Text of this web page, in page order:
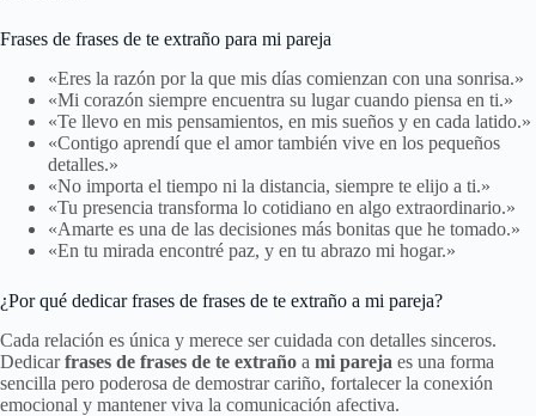
Frases de frases de te extraño para mi pareja
«Eres la razón por la que mis días comienzan con una sonrisa.»
«Mi corazón siempre encuentra su lugar cuando piensa en ti.»
«Te llevo en mis pensamientos, en mis sueños y en cada latido.»
«Contigo aprendí que el amor también vive en los pequeños
detalles.»
«No importa el tiempo ni la distancia, siempre te elijo a ti.»
«Tu presencia transforma lo cotidiano en algo extraordinario.»
«Amarte es una de las decisiones más bonitas que he tomado.»
«En tu mirada encontré paz, y en tu abrazo mi hogar.»
¿Por qué dedicar frases de frases de te extraño a mi pareja?
Cada relación es única y merece ser cuidada con detalles sinceros.
Dedicarfrases de frases de te extraño a mi pareja es una forma
sencilla pero poderosa de demostrar cariño, fortalecer la conexión
emocional y mantener viva la comunicación afectiva.